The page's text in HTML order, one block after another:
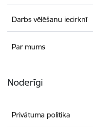
Darbs vēlēšanu iecirknī
Par mums
Noderīgi
Privātuma politika